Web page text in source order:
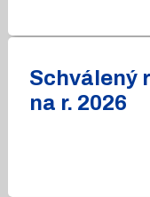
Schválený
na r. 2026